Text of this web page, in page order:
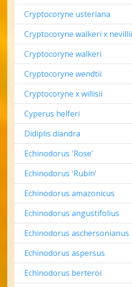
Cryptocoryne usteriana
Cryptocoryne walkeri x nevillii
Cryptocoryne walkeri
Cryptocoryne wendtii
Cryptocoryne x willisii
Cyperus helferi
Didiplis diandra
Echinodorus 'Rosе'
Echinodorus 'Rubin'
Echinodorus amazonicus
Echinodorus angustifolius
Echinodorus aschersonianus
Echinodorus aspersus
Echinodorus berteroi